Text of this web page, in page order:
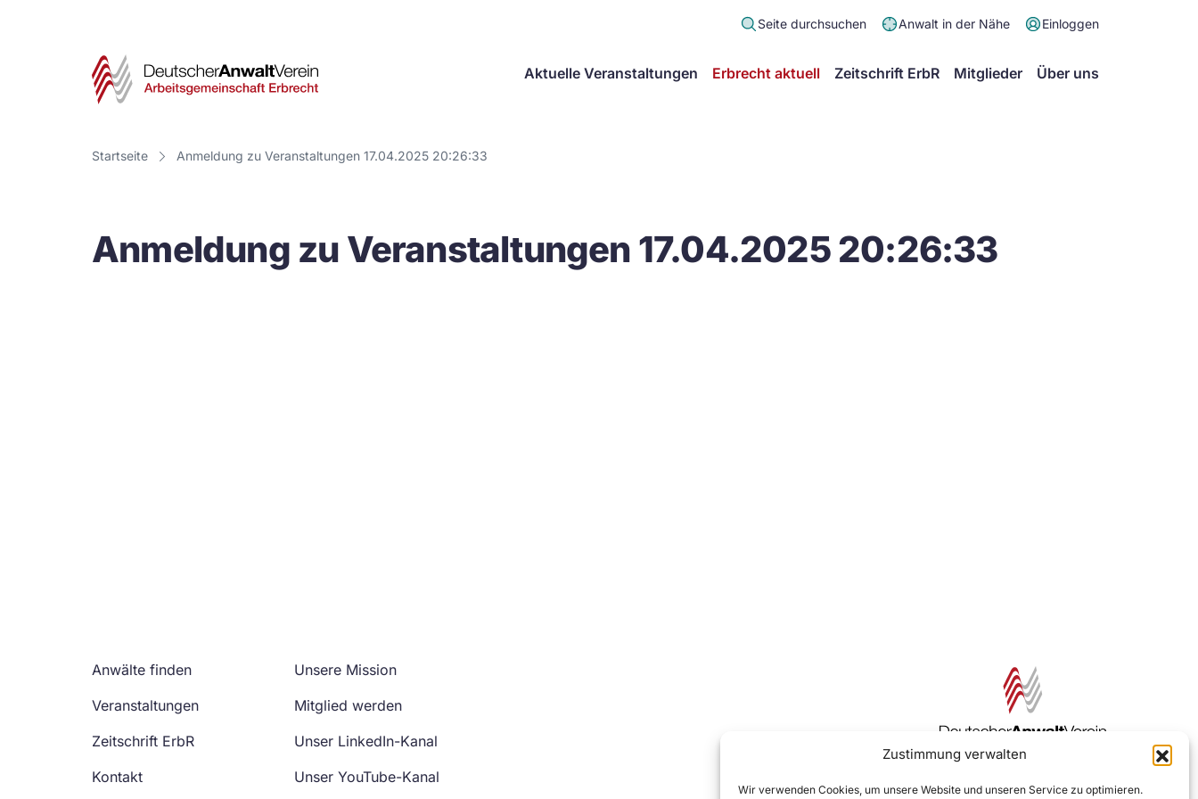
Zustimmung verwalten
Wir verwenden Cookies, um unsere Website und unseren Service zu optimieren.
Seite durchsuchen Anwalt in der Nähe Einloggen
Deutscher
Verein
Arbeitsgemeinschaft
Aktuelle Veranstaltungen Erbrecht aktuell Zeitschrift ErbR Mitglieder Über uns
Startseite Anmeldung zu Veranstaltungen 17.04.2025 20:26:33
Anmeldung zu Veranstaltungen 17.04.2025 20:26:33
Anwälte finden
Veranstaltungen
Zeitschrift ErbR
Kontakt
Unsere Mission
Mitglied werden
Unser LinkedIn-Kanal
Unser YouTube-Kanal
Zur DAV Webseite